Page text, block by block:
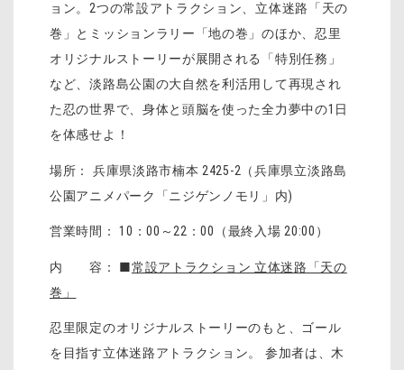
ョン。2つの常設アトラクション、立体迷路「天の
巻」とミッションラリー「地の巻」のほか、忍里
オリジナルストーリーが展開される「特別任務」
など、淡路島公園の大自然を利活用して再現され
た忍の世界で、身体と頭脳を使った全力夢中の1日
を体感せよ！
場所： 兵庫県淡路市楠本 2425-2（兵庫県立淡路島
公園アニメパーク「ニジゲンノモリ」内)
営業時間： 10：00～22：00（最終入場 20:00）
内 容： ■常設アトラクション 立体迷路「天の
巻」
忍里限定のオリジナルストーリーのもと、ゴール
を目指す立体迷路アトラクション。 参加者は、木